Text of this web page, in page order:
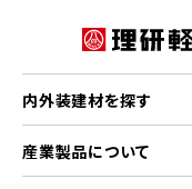
内外装建材を探す
産業製品について